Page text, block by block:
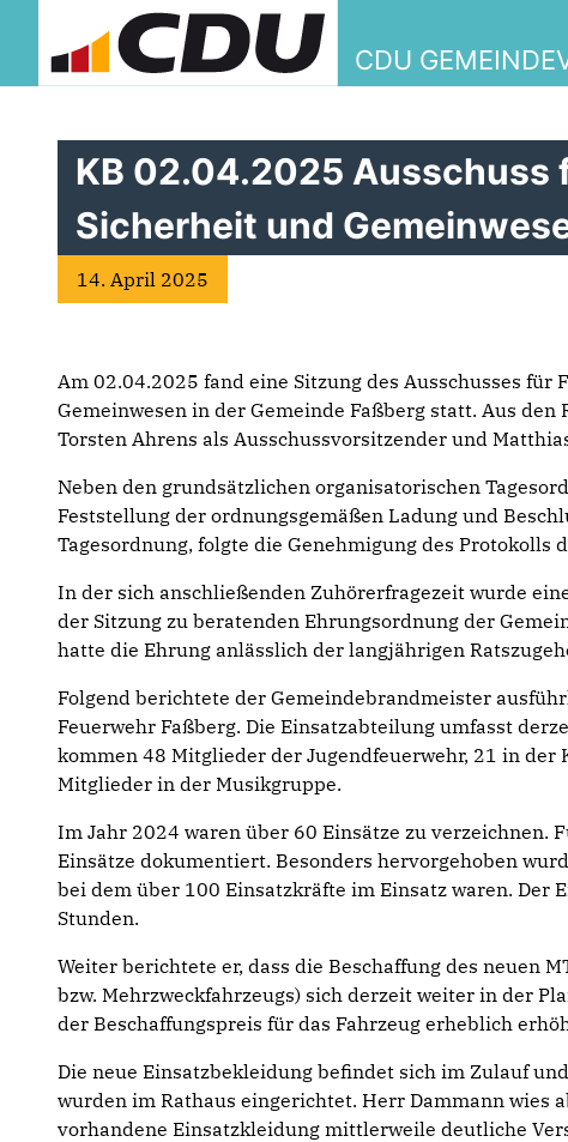
CDU
KB 02.04.2025 Ausschuss
Sicherheit und
14. April 2025
Am 02.04.2025 fand eine Sitzung des Ausschusses für
Gemeinwesen in der Gemeinde Faßberg statt. Aus den
Torsten Ahrens als Ausschussvorsitzender und
Neben den grundsätzlichen organisatorischen
Feststellung der ordnungsgemäßen Ladung und
Tagesordnung, folgte die Genehmigung des Protokolls
In der sich anschließenden Zuhörerfragezeit wurde
der Sitzung zu beratenden Ehrungsordnung der
hatte die Ehrung anlässlich der langjährigen
Folgend berichtete der Gemeindebrandmeister
Feuerwehr Faßberg. Die Einsatzabteilung umfasst
kommen 48 Mitglieder der Jugendfeuerwehr, 21 in der
Mitglieder in der Musikgruppe.
Im Jahr 2024 waren über 60 Einsätze zu verzeichnen.
Einsätze dokumentiert. Besonders hervorgehoben
bei dem über 100 Einsatzkräfte im Einsatz waren. Der
Stunden.
Weiter berichtete er, dass die Beschaffung des neuen
bzw. Mehrzweckfahrzeugs) sich derzeit weiter in der
der Beschaffungspreis für das Fahrzeug erheblich
Die neue Einsatzbekleidung befindet sich im Zulauf
wurden im Rathaus eingerichtet. Herr Dammann wies
vorhandene Einsatzkleidung mittlerweile deutliche